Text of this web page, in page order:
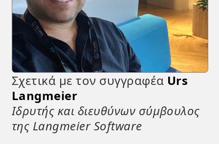
Σχετικά με τον συγγραφέα Urs
Langmeier
Ιδρυτής και διευθύνων σύμβουλος
της Langmeier Software